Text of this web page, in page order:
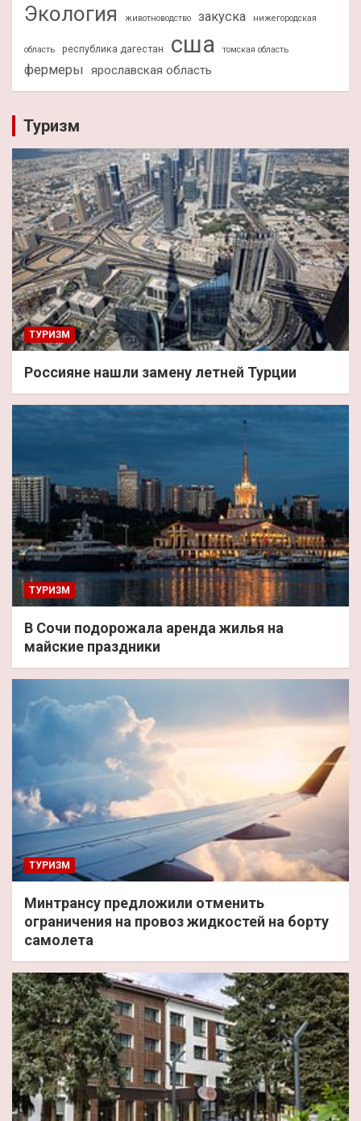
Экология животноводство закуска нижегородская
область республика дагестан сша томская область
фермеры ярославская область
Туризм
ТУРИЗМ
Россияне нашли замену летней Турции
ТУРИЗМ
В Сочи подорожала аренда жилья на
майские праздники
ТУРИЗМ
Минтрансу предложили отменить
ограничения на провоз жидкостей на борту
самолета